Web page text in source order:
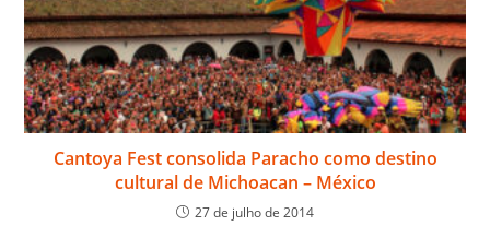
Cantoya Fest consolida Paracho como destino
cultural de Michoacan – México
27 de julho de 2014